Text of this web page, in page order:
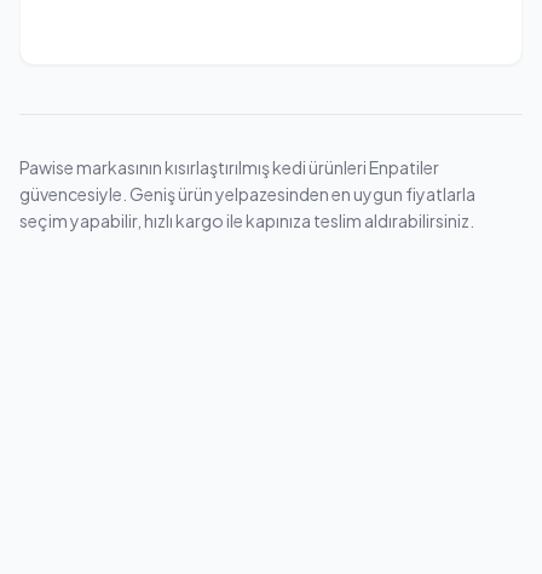
Pawise markasının kısırlaştırılmış kedi ürünleri Enpatiler
güvencesiyle. Geniş ürün yelpazesinden en uygun fiyatlarla
seçim yapabilir, hızlı kargo ile kapınıza teslim aldırabilirsiniz.